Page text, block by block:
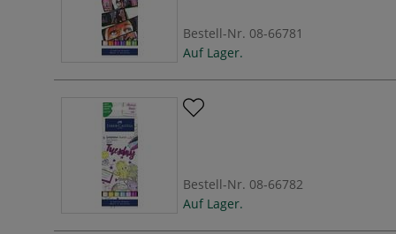
Bestell-Nr. 08-66781
Auf Lager.
Bestell-Nr. 08-66782
Auf Lager.